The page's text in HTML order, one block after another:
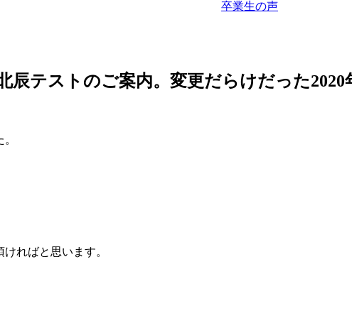
卒業生の声
辰テストのご案内。変更だらけだった2020
ればと思います。